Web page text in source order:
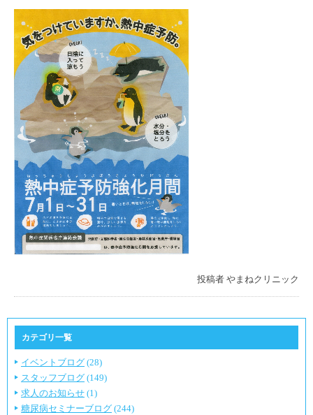
投稿者 やまねクリニック
カテゴリ一覧
イベントブログ (28)
スタッフブログ (149)
求人のお知らせ (1)
糖尿病セミナーブログ (244)